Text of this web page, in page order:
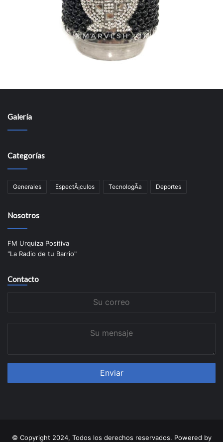
Galería
Categorías
Generales EspectÃ¡culos TecnologÃ­a Deportes
Nosotros
FM Urquiza Positiva
"La Radio de tu Barrio"
Contacto
© Copyright 2024, Todos los derechos reservados. Powered by